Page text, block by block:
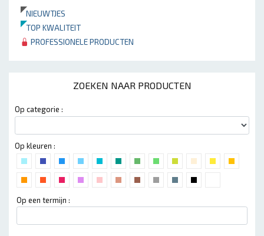
NIEUWTJES
TOP KWALITEIT
PROFESSIONELE PRODUCTEN
ZOEKEN NAAR PRODUCTEN
Op categorie :
Op kleuren :
Op een termijn :